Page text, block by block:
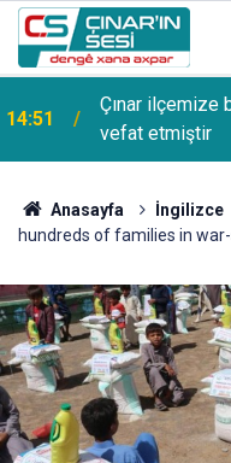
14:51
Çınar ilçemize
vefat etmiştir
Anasayfa İngilizce
hundreds of families in